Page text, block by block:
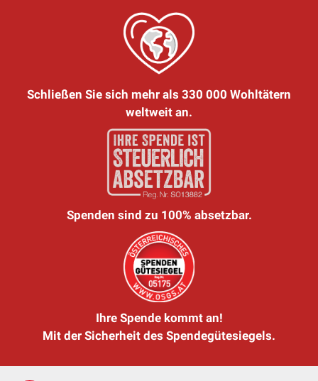
Schließen Sie sich mehr als 330 000 Wohltätern
weltweit an.
Spenden sind zu 100% absetzbar.
Ihre Spende kommt an!
Mit der Sicherheit des Spendegütesiegels.